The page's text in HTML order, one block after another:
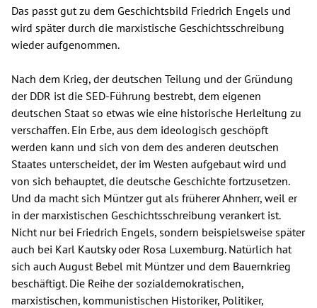
Das passt gut zu dem Geschichtsbild Friedrich Engels und
wird später durch die marxistische Geschichtsschreibung
wieder aufgenommen.
Nach dem Krieg, der deutschen Teilung und der Gründung
der DDR ist die SED-Führung bestrebt, dem eigenen
deutschen Staat so etwas wie eine historische Herleitung zu
verschaffen. Ein Erbe, aus dem ideologisch geschöpft
werden kann und sich von dem des anderen deutschen
Staates unterscheidet, der im Westen aufgebaut wird und
von sich behauptet, die deutsche Geschichte fortzusetzen.
Und da macht sich Müntzer gut als früherer Ahnherr, weil er
in der marxistischen Geschichtsschreibung verankert ist.
Nicht nur bei Friedrich Engels, sondern beispielsweise später
auch bei Karl Kautsky oder Rosa Luxemburg. Natürlich hat
sich auch August Bebel mit Müntzer und dem Bauernkrieg
beschäftigt. Die Reihe der sozialdemokratischen,
marxistischen, kommunistischen Historiker, Politiker,